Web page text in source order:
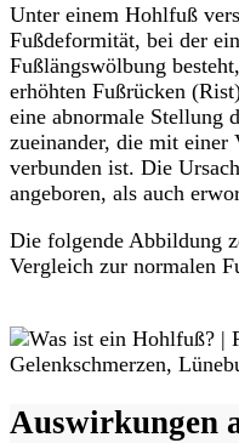
Unter einem Hohlfuß
Fußdeformität, bei der
Fußlängswölbung
erhöhten Fußrücken
eine abnormale Stellung
zueinander, die mit
verbunden ist. Die
angeboren, als auch
Die folgende Abbildung
Vergleich zur normalen
Auswirkungen